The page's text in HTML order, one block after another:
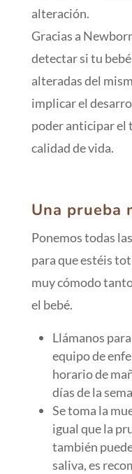
alteración.
Gracias a
detectar si tu
alteradas del
implicar el
poder anticipar el
calidad de vida.
Una prueba
Ponemos todas
para que estéis
muy cómodo
el bebé.
Llámanos
equipo de
horario de
días de la
Se toma la
igual que la
también
saliva, es